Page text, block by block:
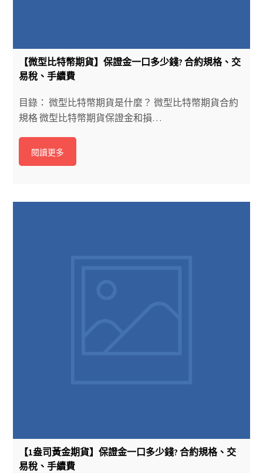
【微型比特幣期貨】保證金一口多少錢? 合約規格、交
易稅、手續費
目錄： 微型比特幣期貨是什麼？ 微型比特幣期貨合約
規格 微型比特幣期貨保證金和損…
閱讀更多
【1盎司黃金期貨】保證金一口多少錢? 合約規格、交
易稅、手續費